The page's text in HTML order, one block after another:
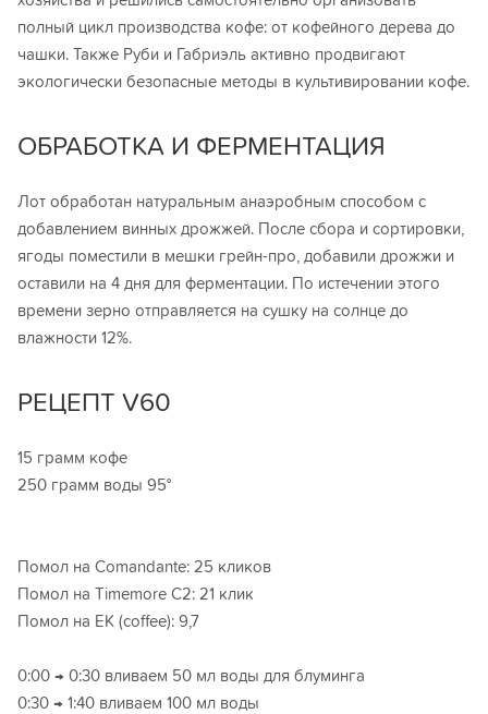
полный цикл производства кофе: от кофейного дерева до
чашки. Также Руби и Габриэль активно продвигают
экологически безопасные методы в культивировании кофе.
ОБРАБОТКА И ФЕРМЕНТАЦИЯ
Лот обработан натуральным анаэробным способом с
добавлением винных дрожжей. После сбора и сортировки,
ягоды поместили в мешки грейн-про, добавили дрожжи и
оставили на 4 дня для ферментации. По истечении этого
времени зерно отправляется на сушку на солнце до
влажности 12%.
РЕЦЕПТ V60
15 грамм кофе
250 грамм воды 95°
Помол на Comandante: 25 кликов
Помол на Timemore C2: 21 клик
Помол на ЕК (coffee): 9,7
0:00 → 0:30 вливаем 50 мл воды для блуминга
0:30 → 1:40 вливаем 100 мл воды